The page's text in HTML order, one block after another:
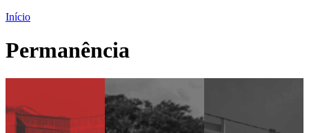
Início
Permanência